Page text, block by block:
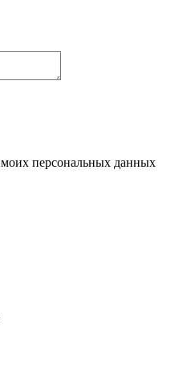
моих персональных данных